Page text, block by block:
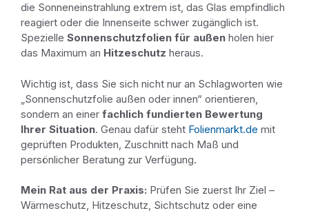
die Sonneneinstrahlung extrem ist, das Glas empfindlich
reagiert oder die Innenseite schwer zugänglich ist.
Spezielle Sonnenschutzfolien für außen holen hier
das Maximum an Hitzeschutz heraus.
Wichtig ist, dass Sie sich nicht nur an Schlagworten wie
„Sonnenschutzfolie außen oder innen“ orientieren,
sondern an einer fachlich fundierten Bewertung
Ihrer Situation. Genau dafür steht Folienmarkt.de mit
geprüften Produkten, Zuschnitt nach Maß und
persönlicher Beratung zur Verfügung.
Mein Rat aus der Praxis: Prüfen Sie zuerst Ihr Ziel –
Wärmeschutz, Hitzeschutz, Sichtschutz oder eine